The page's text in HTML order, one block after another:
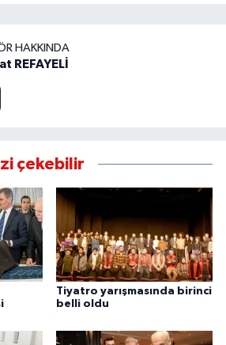
HAKKINDA
REFAYELİ
çekebilir
Tiyatro yarışmasında birinci
belli oldu